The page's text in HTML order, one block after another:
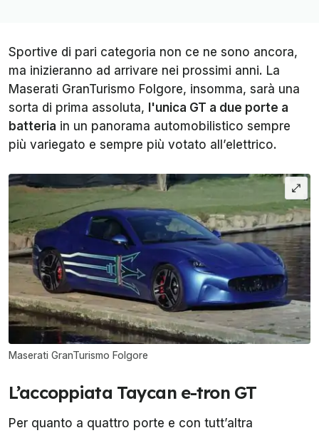
Sportive di pari categoria non ce ne sono ancora,
ma inizieranno ad arrivare nei prossimi anni. La
Maserati GranTurismo Folgore, insomma, sarà una
sorta di prima assoluta, l'unica GT a due porte a
batteria in un panorama automobilistico sempre
più variegato e sempre più votato all’elettrico.
Maserati GranTurismo Folgore
L’accoppiata Taycan e-tron GT
Per quanto a quattro porte e con tutt’altra